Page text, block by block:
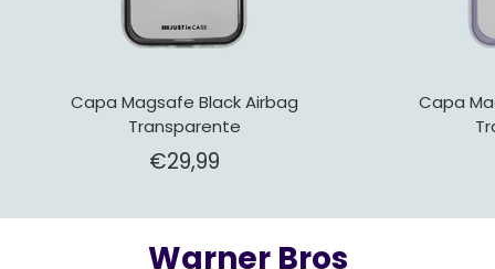
Capa Magsafe Black Airbag
Transparente
€29,99
Capa
Warner Bros